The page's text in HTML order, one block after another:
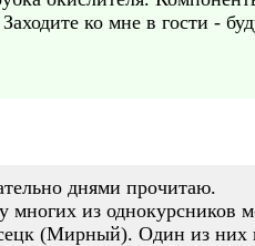
ко мне в гости -
днями прочитаю.
из однокурсников
(Мирный). Один из них